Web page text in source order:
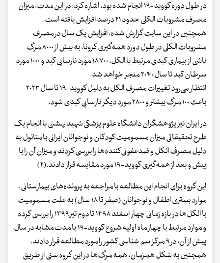
در طول دوره کووید-۱۹ انجام شده بود، اشاره کرد: در این مدت، میزان
مصرف مشروبات الکلی حدود ۲۱ درصد افزایش یافته‌ است.
همچنین در این سایت گزارش شده‌، افزایش یک سال در مصرف
مشروبات الکلی در طول دوره همه‌گیری کرونا، به بیش از ۸۰۰۰ مرگ
ناشی از بیماری کبدی مرتبط با الکل، ۱۸۷۰۰ مورد نارسایی کبد و ۱۰۰۰ مورد
سرطان کبد تا سال ۲۰۴۰ منجر خواهد شد.
انتظار می‌رود تغییرات مصرف الکل به دلیل کووید-۱۹ تا سال ۲۰۲۳
باعث ۱۰۰ مرگ بیشتر و ۲۸۰۰ مورد دیگر نارسایی کبدی شود.
در ایران نیز پژوهشگران دانشگاه علوم پزشکی شهید بهشتی با انجام یک
طرح تحقیقاتی میزان مسمومیت کودکان و نوجوانان ایرانی با متانول به
دلیل مصرف الکل و ضدعفونی‌کننده‌ها را بررسی کردند و میزان آن را با
پیش و بعد از همه‌گیری کووید-۱۹ مورد مقایسه قرار دادند.(۲)
این گروه برای انجام این مطالعه با مراجعه به پرونده‌های بیمارستانی،
موارد بستری اطفال و نوجوانان (صفر تا ۱۸ سال) به علت مسمومیت
با الکل‌ها در بازه زمانی چهار اسفند ۱۳۹۸ تا دوم تیر ۱۳۹۹ را بررسی کرده
و موارد مرتبط با چهار ماه اولیه شروع کووید-۱۹ با مدت مشابه در سال
پیش از آن، در ۹ مرکز سم شناسی کشور را مورد مطالعه قرار دادند.
همچنین به شکل همزمان، همه مرگ‌ها در این گروه سنی از طریق